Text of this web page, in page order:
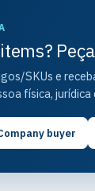
SKUs e
física,
buyer